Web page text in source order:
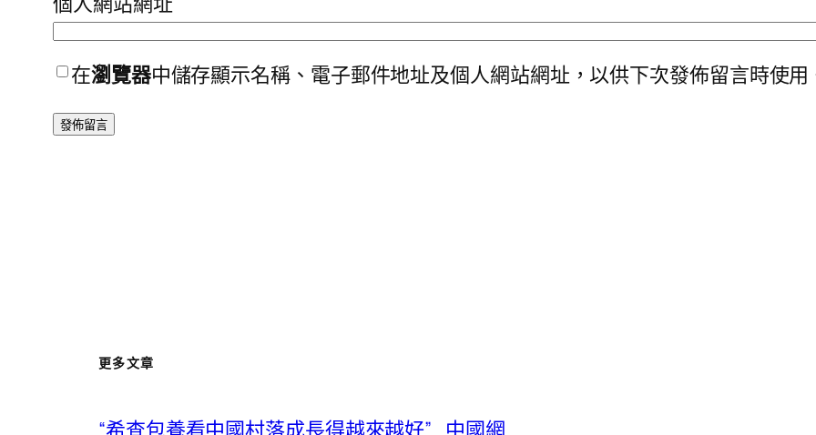
在瀏覽器中儲存顯示名稱、電子郵件地址及個人網站網址，以供下次發佈留言時使用
更多文章
“希查包養看中國村落成長得越來越好”_中國網